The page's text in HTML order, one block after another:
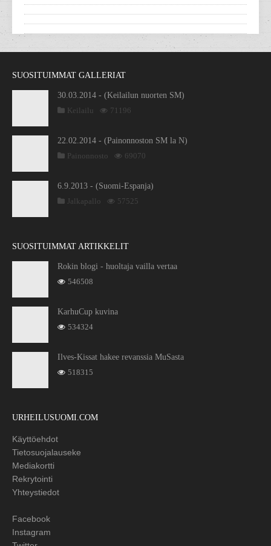
SUOSITUIMMAT GALLERIAT
30.03.2014 - (Keilailun nuorten SM)
Keilailu
71196
22.02.2014 - (Painonnoston SM la N)
Painonnosto
69070
6.9.2013 - (Suomi-Espanja)
Jalkapallo
57525
SUOSITUIMMAT ARTIKKELIT
Rokin blogi - huoltaja vailla vertaa
546508
KarhuCup kuvina
534324
Ilves-Kissat hakee revanssia MuSasta
518315
URHEILUSUOMI.COM
Käyttöehdot
Tietosuojalauseke
Mediakortti
Rekrytointi
Yhteystiedot
Facebook
Instagram